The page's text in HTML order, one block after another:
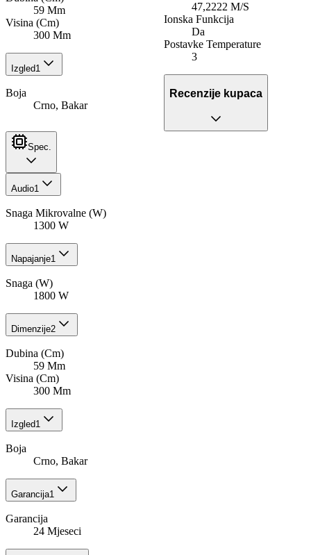
59 Mm
Visina (Cm)
300 Mm
Izgled1
Boja
Crno, Bakar
47,2222 M/S
Ionska Funkcija
Da
Postavke Temperature
3
Recenzije kupaca
Spec.
Audio1
Snaga Mikrovalne (W)
1300 W
Napajanje1
Snaga (W)
1800 W
Dimenzije2
Dubina (Cm)
59 Mm
Visina (Cm)
300 Mm
Izgled1
Boja
Crno, Bakar
Garancija1
Garancija
24 Mjeseci